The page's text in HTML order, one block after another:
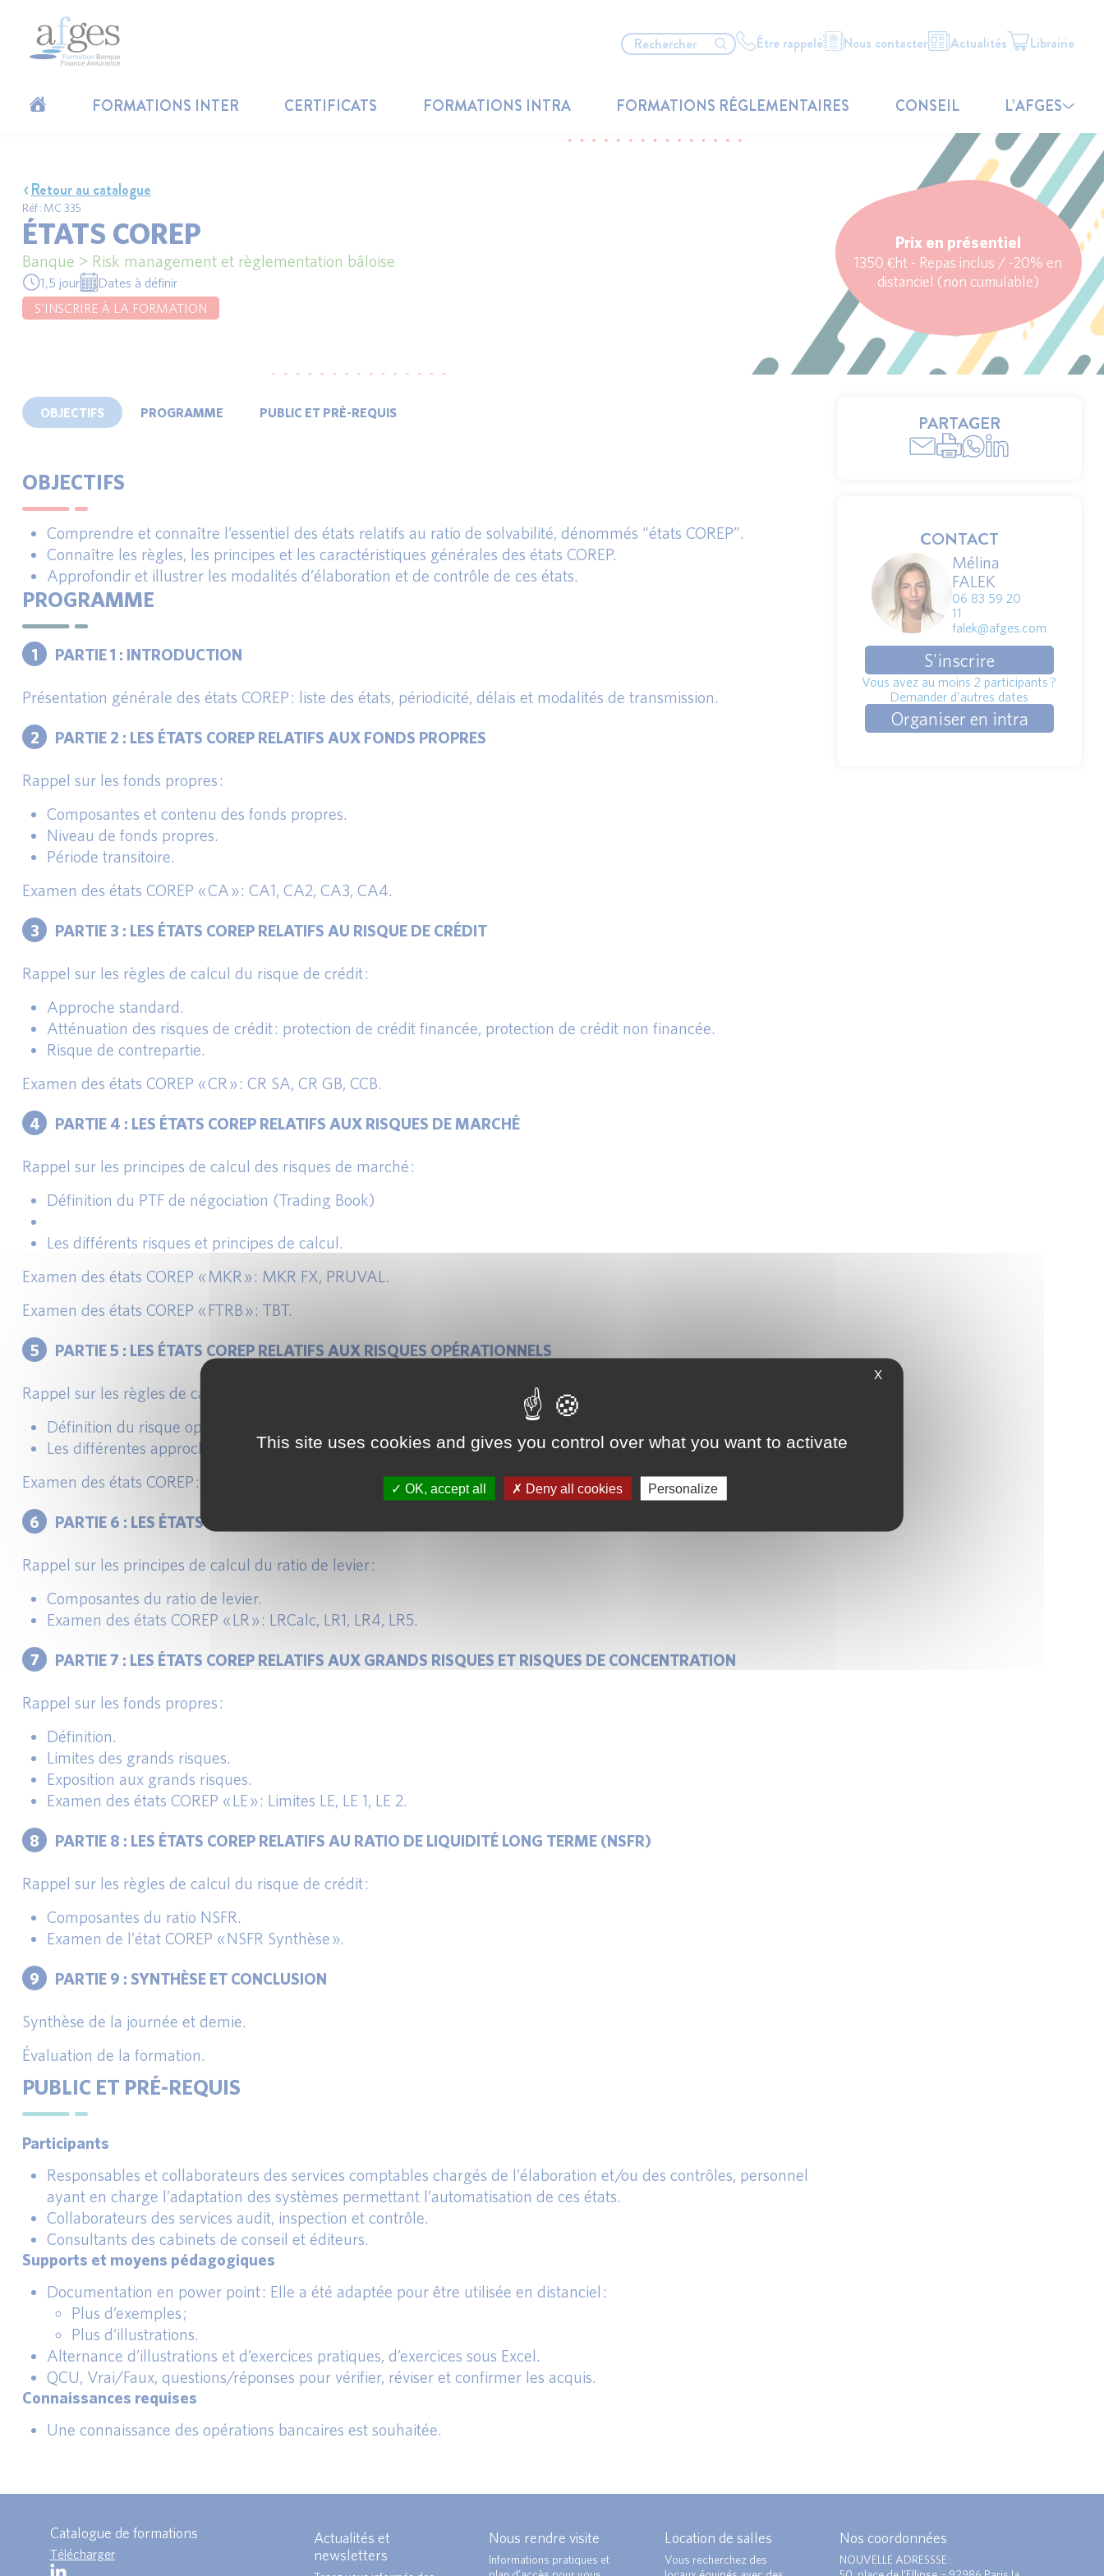
Être rappelé Nous contacter Actualités Librairie
FORMATIONS INTER CERTIFICATS FORMATIONS INTRA FORMATIONS RÉGLEMENTAIRES CONSEIL L’AFGES
Retour au catalogue
Réf : MC 335
ÉTATS COREP
Banque > Risk management et règlementation bâloise
1,5 jour
Dates à définir
S'INSCRIRE À LA FORMATION
Prix en présentiel
1350 €ht - Repas inclus / -20% en
distanciel (non cumulable)
OBJECTIFS PROGRAMME PUBLIC ET PRÉ-REQUIS
OBJECTIFS
Comprendre et connaître l’essentiel des états relatifs au ratio de solvabilité, dénommés “états COREP”.
Connaître les règles, les principes et les caractéristiques générales des états COREP.
Approfondir et illustrer les modalités d’élaboration et de contrôle de ces états.
PROGRAMME
1 PARTIE 1 : INTRODUCTION
Présentation générale des états COREP : liste des états, périodicité, délais et modalités de transmission.
2 PARTIE 2 : LES ÉTATS COREP RELATIFS AUX FONDS PROPRES
Rappel sur les fonds propres :
Composantes et contenu des fonds propres.
Niveau de fonds propres.
Période transitoire.
Examen des états COREP « CA » : CA1, CA2, CA3, CA4.
3 PARTIE 3 : LES ÉTATS COREP RELATIFS AU RISQUE DE CRÉDIT
Rappel sur les règles de calcul du risque de crédit :
Approche standard.
Atténuation des risques de crédit : protection de crédit financée, protection de crédit non financée.
Risque de contrepartie.
Examen des états COREP « CR » : CR SA, CR GB, CCB.
4 PARTIE 4 : LES ÉTATS COREP RELATIFS AUX RISQUES DE MARCHÉ
Rappel sur les principes de calcul des risques de marché :
Définition du PTF de négociation (Trading Book)
Les différents risques et principes de calcul.
Examen des états COREP « MKR » : MKR FX, PRUVAL.
Examen des états COREP « FTRB » : TBT.
5 PARTIE 5 : LES ÉTATS COREP RELATIFS AUX RISQUES OPÉRATIONNELS
Rappel sur les règles de calcul des risques opérationnels :
Définition du risque opérationnel.
Les différentes approches : base, standard et avancée.
Examen des états COREP : “OPR”.
6 PARTIE 6 : LES ÉTATS COREP RELATIFS AU RATIO DE LEVIER
Rappel sur les principes de calcul du ratio de levier :
Composantes du ratio de levier.
Examen des états COREP « LR » : LRCalc, LR1, LR4, LR5.
7 PARTIE 7 : LES ÉTATS COREP RELATIFS AUX GRANDS RISQUES ET RISQUES DE CONCENTRATION
Rappel sur les fonds propres :
Définition.
Limites des grands risques.
Exposition aux grands risques.
Examen des états COREP « LE » : Limites LE, LE 1, LE 2.
8 PARTIE 8 : LES ÉTATS COREP RELATIFS AU RATIO DE LIQUIDITÉ LONG TERME (NSFR)
Rappel sur les règles de calcul du risque de crédit :
Composantes du ratio NSFR.
Examen de l’état COREP « NSFR Synthèse ».
9 PARTIE 9 : SYNTHÈSE ET CONCLUSION
Synthèse de la journée et demie.
Évaluation de la formation.
PUBLIC ET PRÉ-REQUIS
Participants
Responsables et collaborateurs des services comptables chargés de l’élaboration et/ou des contrôles, personnel
ayant en charge l’adaptation des systèmes permettant l’automatisation de ces états.
Collaborateurs des services audit, inspection et contrôle.
Consultants des cabinets de conseil et éditeurs.
Supports et moyens pédagogiques
Documentation en power point : Elle a été adaptée pour être utilisée en distanciel :
Plus d’exemples ;
Plus d’illustrations.
Alternance d’illustrations et d’exercices pratiques, d’exercices sous Excel.
QCU, Vrai/Faux, questions/réponses pour vérifier, réviser et confirmer les acquis.
Connaissances requises
Une connaissance des opérations bancaires est souhaitée.
PARTAGER
CONTACT
Mélina
FALEK
06 83 59 20
11
falek@afges.com
S'inscrire
Vous avez au moins 2 participants ?
Demander d'autres dates
Organiser en intra
Catalogue de formations
Télécharger
Actualités et
newsletters
Nous rendre visite
Informations pratiques et
Location de salles
Vous recherchez des
Nos coordonnées
NOUVELLE ADRESSSE :
X
This site uses cookies and gives you control over what you want to activate
OK, accept all Deny all cookies Personalize